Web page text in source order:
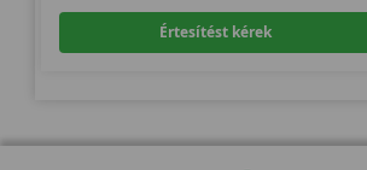
Értesítést kérek